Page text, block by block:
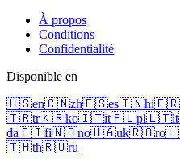
À propos
Conditions
Confidentialité
Disponible en
🇺🇸en🇨🇳zh🇪🇸es🇮🇳hi🇫🇷
🇹🇷tr🇰🇷ko🇮🇹it🇵🇱pl🇱🇹lt
da🇫🇮fi🇳🇴no🇺🇦uk🇷🇴ro
🇹🇭th🇷🇺ru